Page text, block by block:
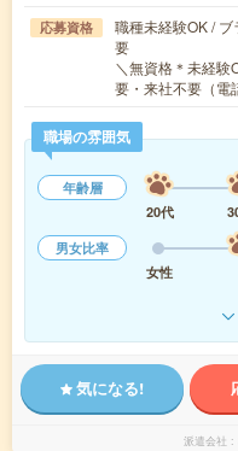
応募資格
職種未経験OK /
要
＼無資格＊未経
要・来社不要（
職場の雰囲気
年齢層
20代
男女比率
女性
気になる!
派遣会社